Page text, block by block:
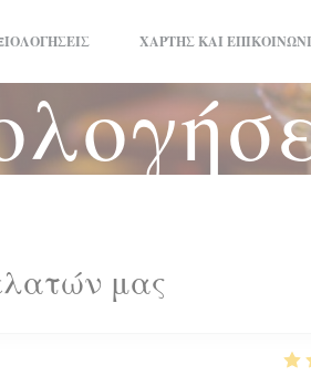
((ΑΝΟΊΓΕΙ ΣΕ ΝΈΟ ΠΑΡΆΘΥΡΟ))
((ΑΝΟΊΓΕΙ ΣΕ ΝΈΟ
ΧΆΡΤΗΣ ΚΑΙ
μας